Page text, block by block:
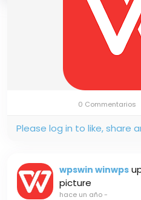
0 Commentarios
Please log in to like, share
wpswin winwps
picture
hace un año-